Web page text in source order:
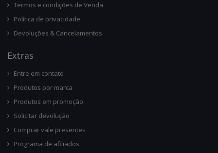
Termos e condições de Venda
Política de privacidade
Devoluções & Cancelamentos
ExtRas
Entre em contato
Produtos por marca
Produtos em promoção
Solicitar devolução
Comprar vale presentes
Programa de afiliados